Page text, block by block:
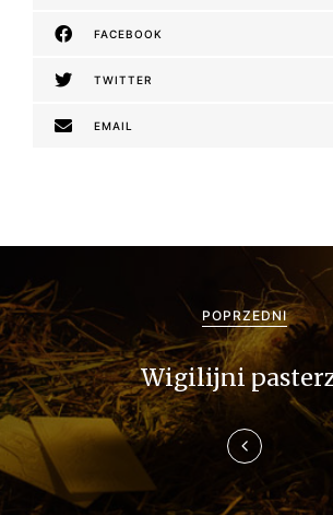
FACEBOOK
TWITTER
EMAIL
a
w
i
g
a
POPRZEDNI
Wigilijni